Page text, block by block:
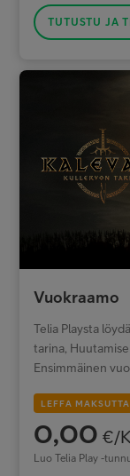
TUTUSTU JA
Vuokraamo
Telia Playsta
tarina,
Ensimmäinen
LEFFA MAKSUTTA
0,00 €/
Luo Telia Play -